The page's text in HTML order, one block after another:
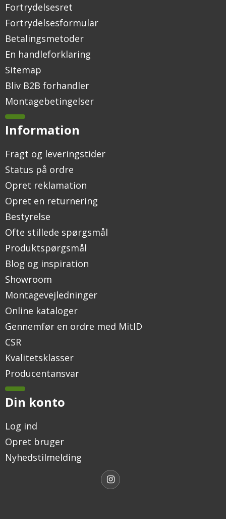
Fortrydelsesret
Fortrydelsesformular
Betalingsmetoder
En handleforklaring
Sitemap
Bliv B2B forhandler
Montagebetingelser
Information
Fragt og leveringstider
Status på ordre
Opret reklamation
Opret en returnering
Bestyrelse
Ofte stillede spørgsmål
Produktspørgsmål
Blog og inspiration
Showroom
Montagevejledninger
Online kataloger
Gennemfør en ordre med MitID
CSR
Kvalitetsklasser
Producentansvar
Din konto
Log ind
Opret bruger
Nyhedstilmelding